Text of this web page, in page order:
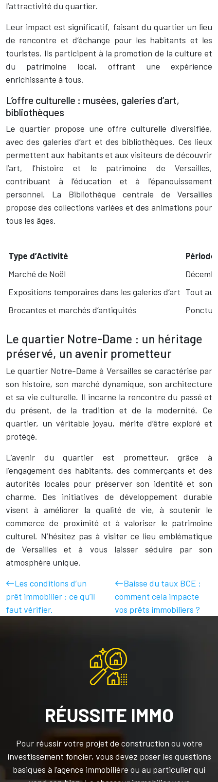
l’attractivité du quartier.
Leur impact est significatif, faisant du quartier un lieu
de rencontre et d’échange pour les habitants et les
touristes. Ils participent à la promotion de la culture et
du patrimoine local, offrant une expérience
enrichissante à tous.
L’offre culturelle : musées, galeries d’art,
bibliothèques
Le quartier propose une offre culturelle diversifiée,
avec des galeries d’art et des bibliothèques. Ces lieux
permettent aux habitants et aux visiteurs de découvrir
l’art, l’histoire et le patrimoine de Versailles,
contribuant à l’éducation et à l’épanouissement
personnel. La Bibliothèque centrale de Versailles
propose des collections variées et des animations pour
tous les âges.
Type d’Activité
Période
Marché de Noël
Expositions temporaires dans les galeries d’art Tout au
Brocantes et marchés d’antiquités
Le quartier Notre-Dame : un héritage
préservé, un avenir prometteur
Le quartier Notre-Dame à Versailles se caractérise par
son histoire, son marché dynamique, son architecture
et sa vie culturelle. Il incarne la rencontre du passé et
du présent, de la tradition et de la modernité. Ce
quartier, un véritable joyau, mérite d’être exploré et
protégé.
L’avenir du quartier est prometteur, grâce à
l’engagement des habitants, des commerçants et des
autorités locales pour préserver son identité et son
charme. Des initiatives de développement durable
visent à améliorer la qualité de vie, à soutenir le
commerce de proximité et à valoriser le patrimoine
culturel. N’hésitez pas à visiter ce lieu emblématique
de Versailles et à vous laisser séduire par son
atmosphère unique.
Les conditions d’un
prêt immobilier : ce qu’il
faut vérifier.
Baisse du taux BCE :
comment cela impacte
vos prêts immobiliers ?
RÉUSSITE IMMO
Pour réussir votre projet de construction ou votre
investissement foncier, vous devez poser les questions
basiques à l’agence immobilière ou au particulier qui